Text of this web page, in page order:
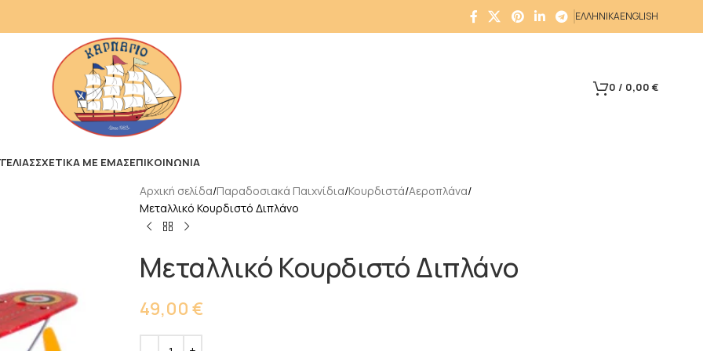
ΕΛΛΗΝΙΚΑENGLISH
0 / 0,00 €
ΣΧΕΤΙΚΑ ΜΕ ΕΜΑΣΕΠΙΚΟΙΝΩΝΙΑ
Αρχική σελίδα Παραδοσιακά Παιχνίδια Κουρδιστά Αεροπλάνα
Μεταλλικό Κουρδιστό Διπλάνο
Μεταλλικό Κουρδιστό Διπλάνο
49,00 €